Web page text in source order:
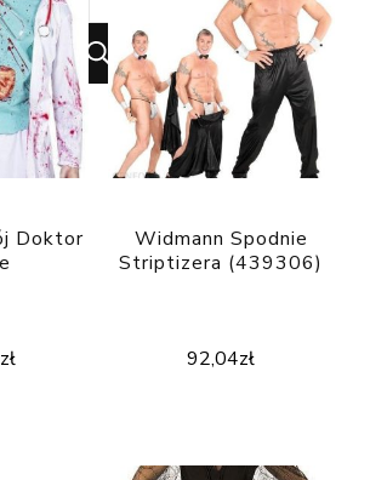
Doktor
zł
Widmann Spodnie
Striptizera (439306)
92,04zł
for
Something?